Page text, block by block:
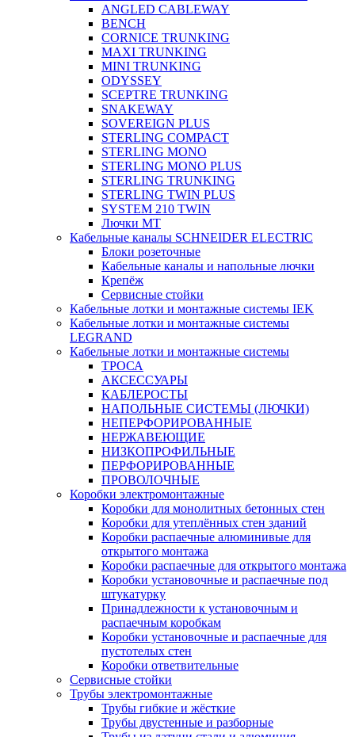
ANGLED CABLEWAY
BENCH
CORNICE TRUNKING
MAXI TRUNKING
MINI TRUNKING
ODYSSEY
SCEPTRE TRUNKING
SNAKEWAY
SOVEREIGN PLUS
STERLING COMPACT
STERLING MONO
STERLING MONO PLUS
STERLING TRUNKING
STERLING TWIN PLUS
SYSTEM 210 TWIN
Лючки MT
Кабельные каналы SCHNEIDER ELECTRIC
Блоки розеточные
Кабельные каналы и напольные лючки
Крепёж
Сервисные стойки
Кабельные лотки и монтажные системы IEK
Кабельные лотки и монтажные системы
LEGRAND
Кабельные лотки и монтажные системы
ТРОСА
АКСЕССУАРЫ
КАБЛЕРОСТЫ
НАПОЛЬНЫЕ СИСТЕМЫ (ЛЮЧКИ)
НЕПЕРФОРИРОВАННЫЕ
НЕРЖАВЕЮЩИЕ
НИЗКОПРОФИЛЬНЫЕ
ПЕРФОРИРОВАННЫЕ
ПРОВОЛОЧНЫЕ
Коробки электромонтажные
Коробки для монолитных бетонных стен
Коробки для утеплённых стен зданий
Коробки распаечные алюминивые для
открытого монтажа
Коробки распаечные для открытого монтажа
Коробки установочные и распаечные под
штукатурку
Принадлежности к установочным и
распаечным коробкам
Коробки установочные и распаечные для
пустотелых стен
Коробки ответвительные
Сервисные стойки
Трубы электромонтажные
Трубы гибкие и жёсткие
Трубы двустенные и разборные